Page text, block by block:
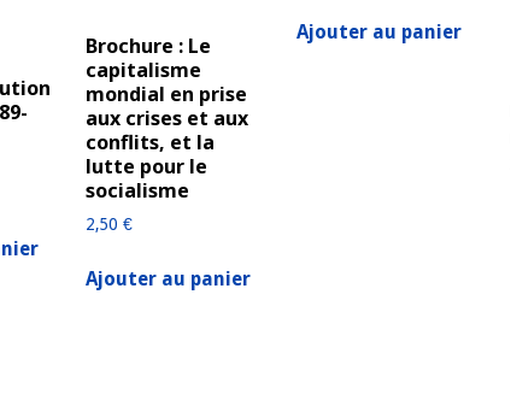
Brochure : Le
capitalisme
mondial en prise
aux crises et aux
conflits, et la
lutte pour le
socialisme
2,50 €
Ajouter au panier
Ajouter au panier